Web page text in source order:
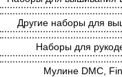
Другие наборы для
Наборы для
Мулине DMC,